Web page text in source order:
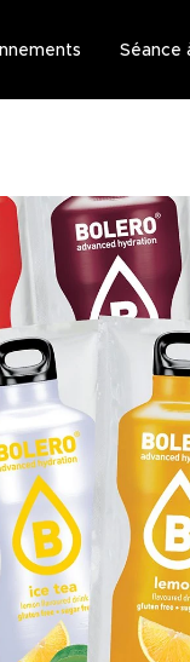
Séance